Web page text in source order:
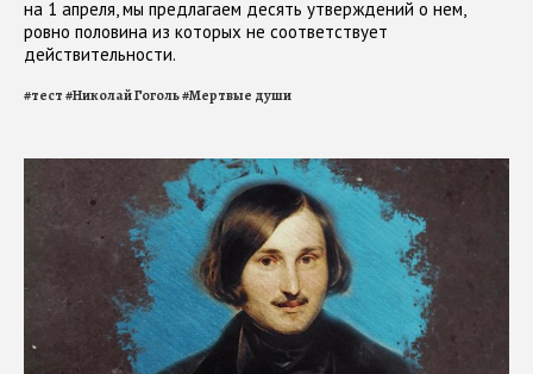
на 1 апреля, мы предлагаем десять утверждений о нем,
ровно половина из которых не соответствует
действительности.
#тест#Николай Гоголь#Мертвые души